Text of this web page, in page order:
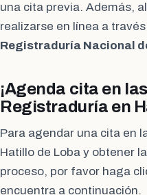
una cita previa. Además,
realizarse en línea a
Registraduría Nacional
¡Agenda cita en
Registraduría en
Para agendar una cita en
Hatillo de Loba y obtener
proceso, por favor haga
encuentra a continuación.